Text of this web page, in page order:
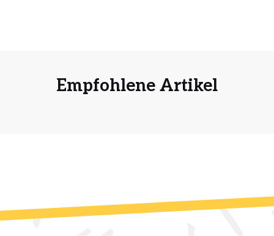
Empfohlene Artikel